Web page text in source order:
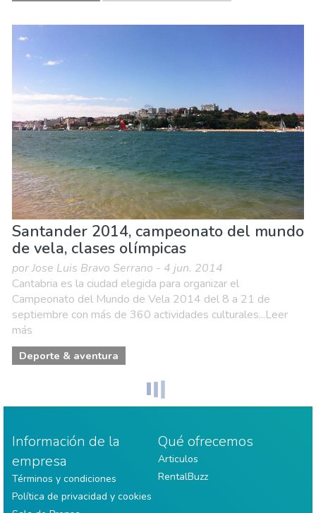
Santander 2014, campeonato del mundo
de vela, clases olímpicas
por Jose Luis Bravo Serrano - 4 jun. 2014
Cantabria es la ciudad elegida para organizar el
Campeonato del Mundo de Vela 2014 del 8 a 21 de
septiembre con más de 360 actividades culturales...Leer
más
Deporte & aventura
Información de la
empresa
Términos y condiciones
Política de privacidad y cookies
Qué ofrecemos
Articulos
RentalBuzz